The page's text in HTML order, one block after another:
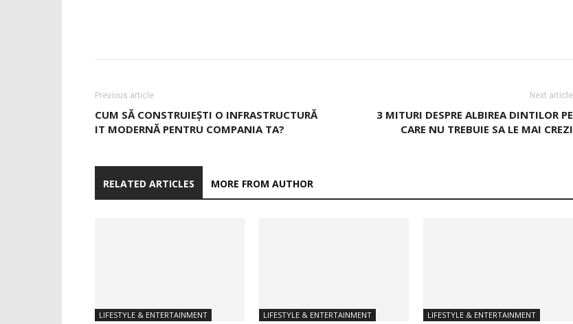
Previous article
CUM SĂ CONSTRUIEȘTI O INFRASTRUCTURĂ
IT MODERNĂ PENTRU COMPANIA TA?
Next article
3 MITURI DESPRE ALBIREA DINTILOR PE
CARE NU TREBUIE SA LE MAI CREZI
RELATED ARTICLES MORE FROM AUTHOR
LIFESTYLE & ENTERTAINMENT LIFESTYLE & ENTERTAINMENT LIFESTYLE & ENTERTAINMENT